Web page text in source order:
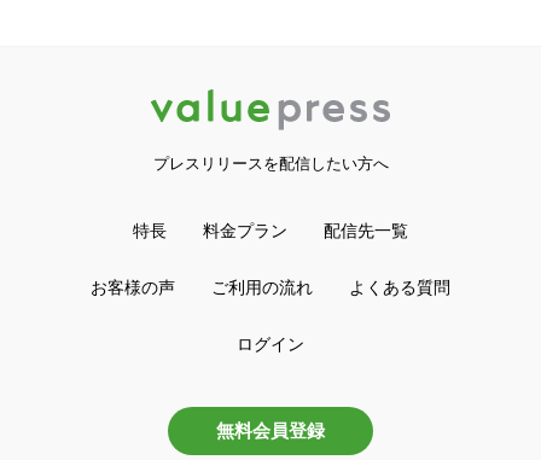
プレスリリースを配信したい方へ
特長 料金プラン 配信先一覧
お客様の声 ご利用の流れ よくある質問
ログイン
無料会員登録